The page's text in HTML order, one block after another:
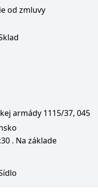
od zmluvy
armády 1115/37, 045
. Na základe